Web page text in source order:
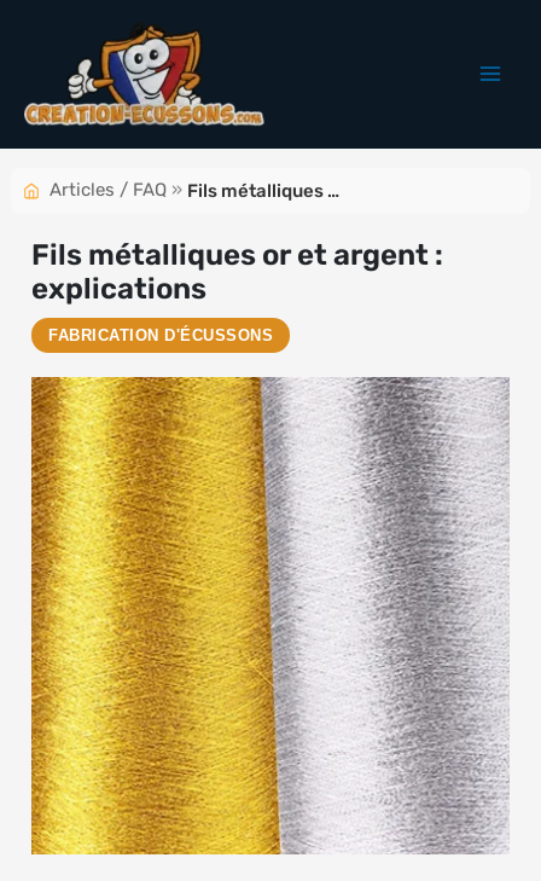
contenu
Articles / FAQ » Fils métalliques or et argent : explications
Fils métalliques or et argent :
explications
FABRICATION D'ÉCUSSONS